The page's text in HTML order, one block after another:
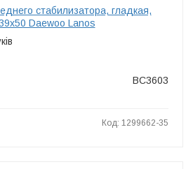
стабилизатора, гладкая,
Daewoo Lanos
BC3603
Код: 1299662-35